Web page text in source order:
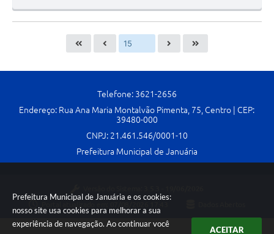
Prefeitura Municipal de Januária e os cookies:
nosso site usa cookies para melhorar a sua
experiência de navegação. Ao continuar você
ACEITAR
Telefone: 3621-2656
Endereço: Rua Ana Maria Montalvão Pimenta, 75, Centro | CEP:
39480-000
CNPJ: 21.461.546/0001-10
Prefeitura Municipal de Januária